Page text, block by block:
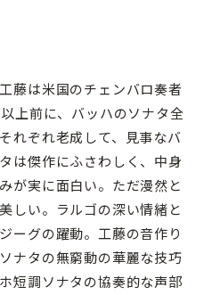
藤は米国のチェンバロ奏者
上前に、バッハのソナタ全
れぞれ老成して、見事なバ
は傑作にふさわしく、中身
が実に面白い。ただ漫然と
しい。ラルゴの深い情緒と
ーグの躍動。工藤の音作り
ナタの無窮動の華麗な技巧
短調ソナタの協奏的な声部